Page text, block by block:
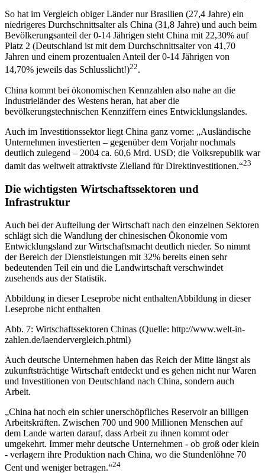
So hat im Vergleich obiger Länder nur Brasilien (27,4 Jahre) ein
niedrigeres Durchschnittsalter als China (31,8 Jahre) und auch beim
Bevölkerungsanteil der 0-14 Jährigen steht China mit 22,30% auf
Platz 2 (Deutschland ist mit dem Durchschnittsalter von 41,70
Jahren und einem prozentualen Anteil der 0-14 Jährigen von
14,70% jeweils das Schlusslicht!)22.
China kommt bei ökonomischen Kennzahlen also nahe an die
Industrieländer des Westens heran, hat aber die
bevölkerungstechnischen Kennziffern eines Entwicklungslandes.
Auch im Investitionssektor liegt China ganz vorne: „Ausländische
Unternehmen investierten – gegenüber dem Vorjahr nochmals
deutlich zulegend – 2004 ca. 60,6 Mrd. USD; die Volksrepublik war
damit das weltweit attraktivste Zielland für Direktinvestitionen.“23
Die wichtigsten Wirtschaftssektoren und
Infrastruktur
Auch bei der Aufteilung der Wirtschaft nach den einzelnen Sektoren
schlägt sich die Wandlung der chinesischen Ökonomie vom
Entwicklungsland zur Wirtschaftsmacht deutlich nieder. So nimmt
der Bereich der Dienstleistungen mit 32% bereits einen sehr
bedeutenden Teil ein und die Landwirtschaft verschwindet
zusehends aus der Statistik.
Abbildung in dieser Leseprobe nicht enthaltenAbbildung in dieser
Leseprobe nicht enthalten
Abb. 7: Wirtschaftssektoren Chinas (Quelle: http://www.welt-in-
zahlen.de/laendervergleich.phtml)
Auch deutsche Unternehmen haben das Reich der Mitte längst als
zukunftsträchtige Wirtschaft entdeckt und es gehen nicht nur Waren
und Investitionen von Deutschland nach China, sondern auch
Arbeit.
„China hat noch ein schier unerschöpfliches Reservoir an billigen
Arbeitskräften. Zwischen 700 und 900 Millionen Menschen auf
dem Lande warten darauf, dass Arbeit zu ihnen kommt oder
umgekehrt. Immer mehr deutsche Unternehmen - ob groß oder klein
- verlagern ihre Produktion nach China, wo die Stundenlöhne 70
Cent und weniger betragen.“24